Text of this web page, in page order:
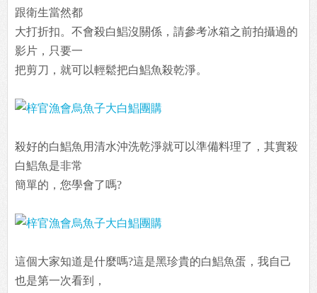
跟衛生當然都
大打折扣。不會殺白鯧沒關係，請參考冰箱之前拍攝過的
影片，只要一
把剪刀，就可以輕鬆把白鯧魚殺乾淨。
殺好的白鯧魚用清水沖洗乾淨就可以準備料理了，其實殺
白鯧魚是非常
簡單的，您學會了嗎?
這個大家知道是什麼嗎?這是黑珍貴的白鯧魚蛋，我自己
也是第一次看到，